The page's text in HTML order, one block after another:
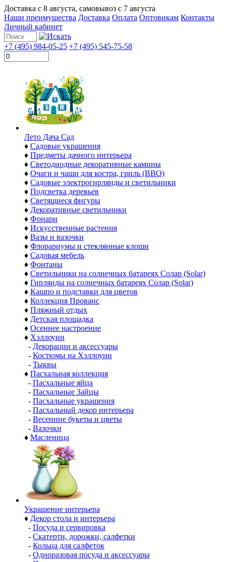
Доставка с 8 августа, самовывоз с 7 августа
Наши преимущества Доставка Оплата Оптовикам Контакты
Личный кабинет
+7 (495) 984-05-25 +7 (495) 545-75-58
Лето Дача Сад
♦ Садовые украшения
♦ Предметы дачного интерьера
♦ Светодиодные декоративные камины
♦ Очаги и чаши для костра, гриль (BBQ)
♦ Садовые электрогирлянды и светильники
♦ Подсветка деревьев
♦ Светящиеся фигуры
♦ Декоративные светильники
♦ Фонари
♦ Искусственные растения
♦ Вазы и вазочки
♦ Флорариумы и стеклянные клоши
♦ Садовая мебель
♦ Фонтаны
♦ Светильники на солнечных батареях Солар (Solar)
♦ Гирлянды на солнечных батареях Солар (Solar)
♦ Кашпо и подставки для цветов
♦ Коллекция Прованс
♦ Пляжный отдых
♦ Детская площадка
♦ Осеннее настроение
♦ Хэллоуин
- Декорации и аксессуары
- Костюмы на Хэллоуин
- Тыквы
♦ Пасхальная коллекция
- Пасхальные яйца
- Пасхальные Зайцы
- Пасхальные украшения
- Пасхальный декор интерьера
- Весенние букеты и цветы
- Вазочки
♦ Масленица
Украшение интерьера
♦ Декор стола и интерьера
- Посуда и сервировка
- Скатерти, дорожки, салфетки
- Кольца для салфеток
- Одноразовая посуда и аксессуары